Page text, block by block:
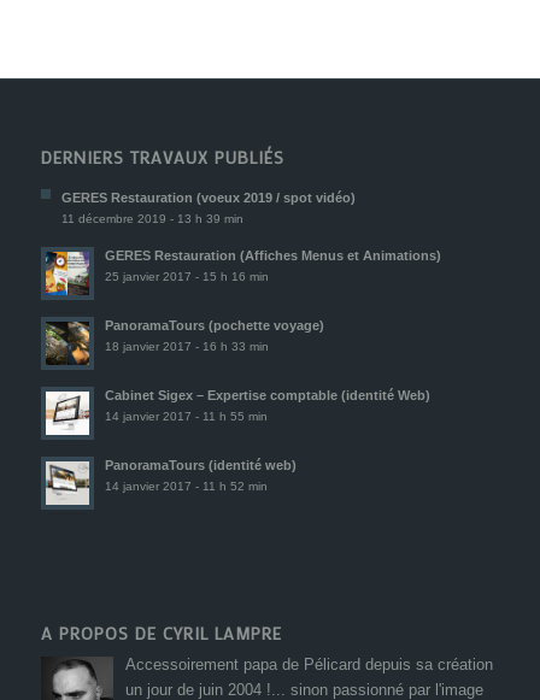
DERNIERS TRAVAUX PUBLIÉS
GERES Restauration (voeux 2019 / spot vidéo)
11 décembre 2019 - 13 h 39 min
GERES Restauration (Affiches Menus et Animations)
25 janvier 2017 - 15 h 16 min
PanoramaTours (pochette voyage)
18 janvier 2017 - 16 h 33 min
Cabinet Sigex – Expertise comptable (identité Web)
14 janvier 2017 - 11 h 55 min
PanoramaTours (identité web)
14 janvier 2017 - 11 h 52 min
A PROPOS DE CYRIL LAMPRE
Accessoirement papa de Pélicard depuis sa création
un jour de juin 2004 !... sinon passionné par l'image